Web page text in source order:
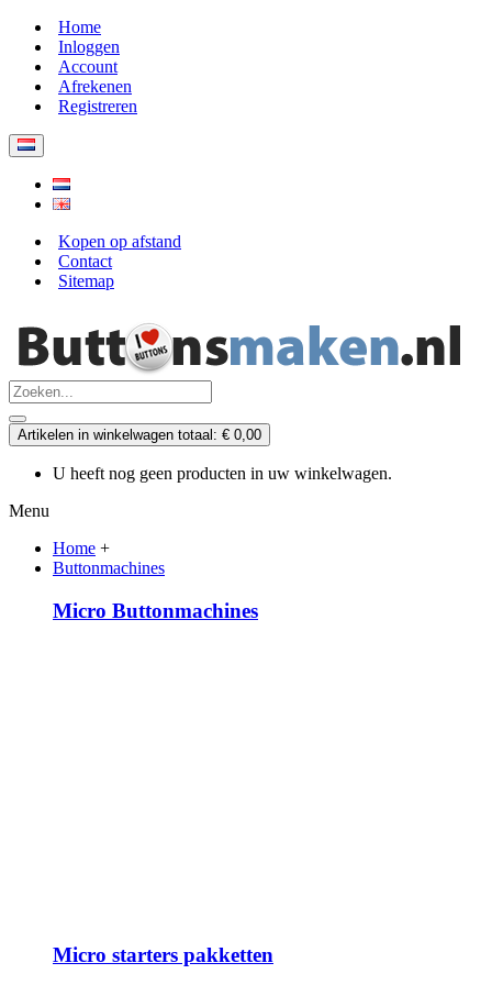
Home
Inloggen
Account
Afrekenen
Registreren
Kopen op afstand
Contact
Sitemap
Artikelen in winkelwagen totaal: € 0,00
U heeft nog geen producten in uw winkelwagen.
Menu
Home +
Buttonmachines
Micro Buttonmachines
Micro starters pakketten